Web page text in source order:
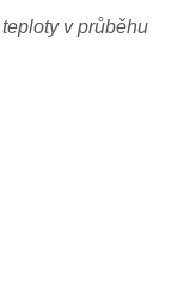
v průběhu